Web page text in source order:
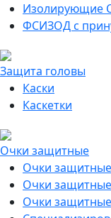
Изолирующие
ФСИЗОД с
Защита головы
Каски
Каскетки
Очки защитные
Очки
Очки
Очки